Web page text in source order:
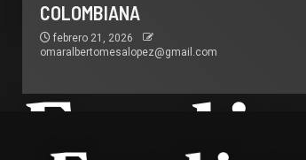
COLOMBIANA
febrero 21, 2026
omaralbertomesalopez@gmail.com